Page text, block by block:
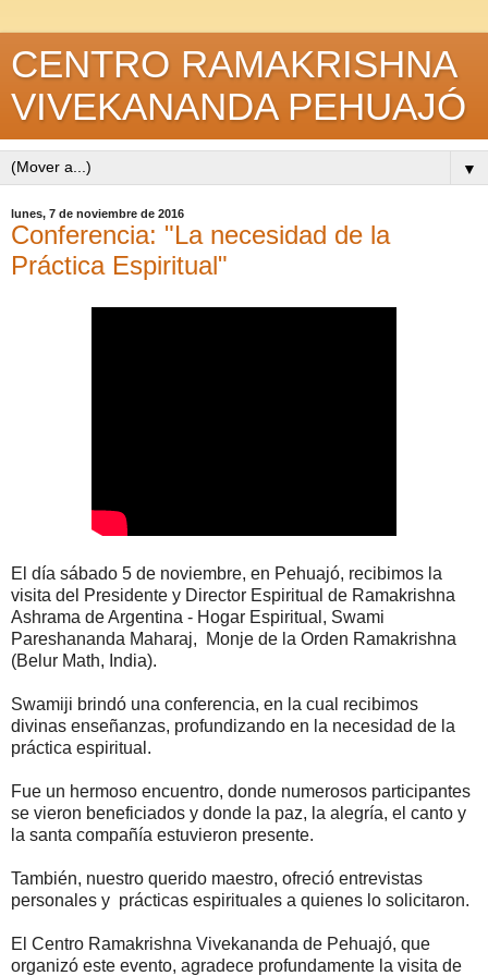
CENTRO RAMAKRISHNA
VIVEKANANDA PEHUAJÓ
▼
lunes, 7 de noviembre de 2016
Conferencia: "La necesidad de la
Práctica Espiritual"
El día sábado 5 de noviembre, en Pehuajó, recibimos la
visita del Presidente y Director Espiritual de Ramakrishna
Ashrama de Argentina - Hogar Espiritual, Swami
Pareshananda Maharaj, Monje de la Orden Ramakrishna
(Belur Math, India).
Swamiji brindó una conferencia, en la cual recibimos
divinas enseñanzas, profundizando en la necesidad de la
práctica espiritual.
Fue un hermoso encuentro, donde numerosos participantes
se vieron beneficiados y donde la paz, la alegría, el canto y
la santa compañía estuvieron presente.
También, nuestro querido maestro, ofreció entrevistas
personales y prácticas espirituales a quienes lo solicitaron.
El Centro Ramakrishna Vivekananda de Pehuajó, que
organizó este evento, agradece profundamente la visita de